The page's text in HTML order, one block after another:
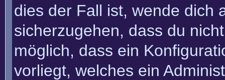
dies der Fall ist, wende dich
sicherzugehen, dass du
möglich, dass ein
vorliegt, welches ein